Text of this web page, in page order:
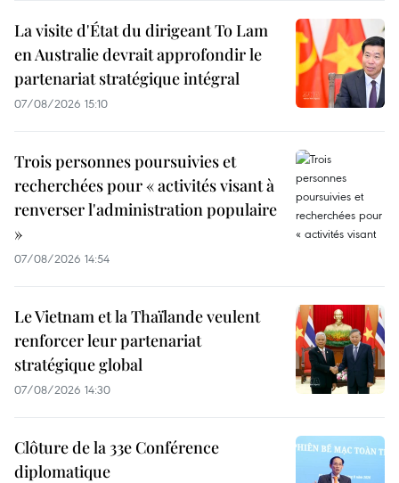
La visite d'État du dirigeant To Lam
en Australie devrait approfondir le
partenariat stratégique intégral
07/08/2026 15:10
Trois personnes poursuivies et
recherchées pour « activités visant à
renverser l'administration populaire
»
07/08/2026 14:54
Le Vietnam et la Thaïlande veulent
renforcer leur partenariat
stratégique global
07/08/2026 14:30
Clôture de la 33e Conférence
diplomatique